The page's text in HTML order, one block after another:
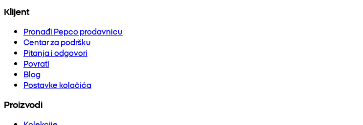
Klijent
Pronađi Pepco prodavnicu
Centar za podršku
Pitanja i odgovori
Povrati
Blog
Postavke kolačića
Proizvodi